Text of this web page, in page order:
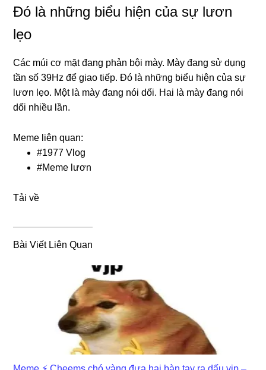
Đó là những biểu hiện của sự lươn
lẹo
Các múi cơ mặt đang phản bội mày. Mày đang sử dụng
tần số 39Hz để giao tiếp. Đó là những biểu hiện của sự
lươn lẹo. Một là mày đang nói dối. Hai là mày đang nói
dối nhiều lần.
Meme liên quan:
#1977 Vlog
#Meme lươn
Tải về
Bài Viết Liên Quan